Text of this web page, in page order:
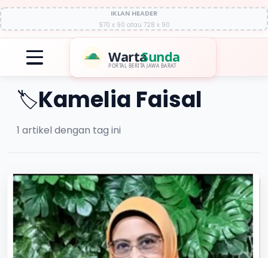
IKLAN HEADER
970 x 90 atau 728 x 90
WartaSunda
PORTAL BERITA JAWA BARAT
🏷️Kamelia Faisal
1 artikel dengan tag ini